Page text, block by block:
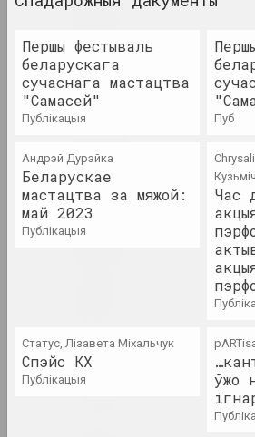
Afterimage,
Exhibition
Day. Art.
May
публікацыя
Галіна Васільева
Витебский
действии
Галасы
Статус,
Гандлюючы
Першы фестываль
беларускага
сучаснага мастацтва
"Самасей"
публікацыя пуб
Андрэй Дурэйка
Беларускае
мастацтва за мяжой:
май 2023
публікацыя
Кузьміч
Час
Статус, Лізавета Міхальчук
Спэйс КХ
публікацыя
ўжо